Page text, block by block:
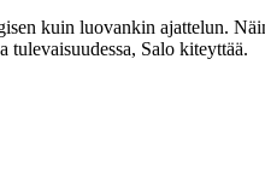
kuin luovankin ajattelun.
tulevaisuudessa, Salo kiteyttää.